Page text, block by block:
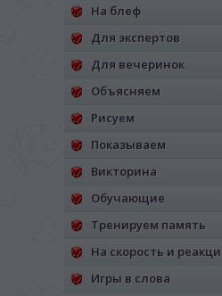
На блеф
Для экспертов
Для вечеринок
Объясняем
Рисуем
Показываем
Викторина
Обучающие
Тренируем память
На скорость и
Игры в слова